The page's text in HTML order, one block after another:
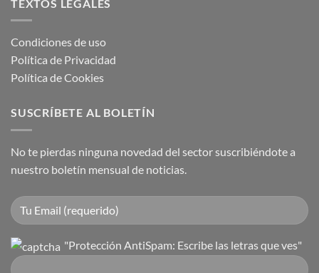
TEXTOS LEGALES
Condiciones de uso
Política de Privacidad
Política de Cookies
SUSCRÍBETE AL BOLETÍN
No te pierdas ninguna novedad del sector suscribiéndote a
nuestro boletín mensual de noticias.
"Protección AntiSpam: Escribe las letras que ves"